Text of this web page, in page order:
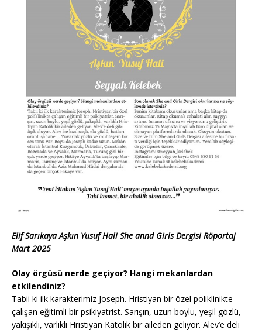
Elif Sarıkaya Aşkın Yusuf Hali She annd Girls Dergisi Röportaj
Mart 2025
Olay örgüsü nerde geçiyor? Hangi mekanlardan
etkilendiniz?
Tabii ki ilk karakterimiz Joseph. Hristiyan bir özel poliklinikte
çalışan eğitimli bir psikiyatrist. Sarışın, uzun boylu, yeşil gözlü,
yakışıklı, varlıklı Hristiyan Katolik bir aileden geliyor. Alev’e deli